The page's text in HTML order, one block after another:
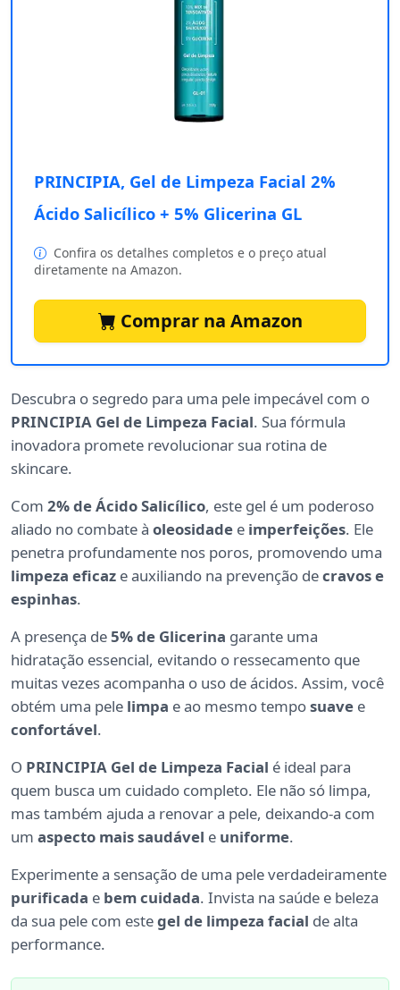
PRINCIPIA, Gel de Limpeza Facial 2%
Ácido Salicílico + 5% Glicerina GL
Confira os detalhes completos e o preço atual
diretamente na Amazon.
Comprar na Amazon
Descubra o segredo para uma pele impecável com o
PRINCIPIA Gel de Limpeza Facial. Sua fórmula
inovadora promete revolucionar sua rotina de
skincare.
Com 2% de Ácido Salicílico, este gel é um poderoso
aliado no combate à oleosidade e imperfeições. Ele
penetra profundamente nos poros, promovendo uma
limpeza eficaz e auxiliando na prevenção decravos e
espinhas.
A presença de5% de Glicerina garante uma
hidratação essencial, evitando o ressecamento que
muitas vezes acompanha o uso de ácidos. Assim, você
obtém uma pele limpa e ao mesmo temposuave e
confortável.
O PRINCIPIA Gel de Limpeza Facial é ideal para
quem busca um cuidado completo. Ele não só limpa,
mas também ajuda a renovar a pele, deixando-a com
um aspecto mais saudável e uniforme.
Experimente a sensação de uma pele verdadeiramente
purificada e bem cuidada. Invista na saúde e beleza
da sua pele com estegel de limpeza facial de alta
performance.